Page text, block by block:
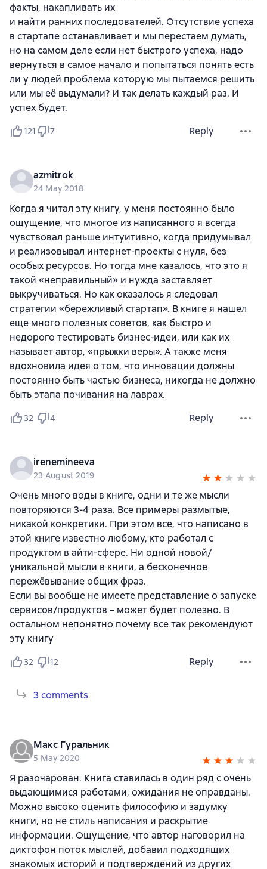
факты, накапливать их
и найти ранних последователей. Отсутствие успеха
в стартапе останавливает и мы перестаем думать,
но на самом деле если нет быстрого успеха, надо
вернуться в самое начало и попытаться понять есть
ли у людей проблема которую мы пытаемся решить
или мы её выдумали? И так делать каждый раз. И
успех будет.
121 7 Reply
azmitrok
24 May 2018
Когда я читал эту книгу, у меня постоянно было
ощущение, что многое из написанного я всегда
чувствовал раньше интуитивно, когда придумывал
и реализовывал интернет-проекты с нуля, без
особых ресурсов. Но тогда мне казалось, что это я
такой «неправильный» и нужда заставляет
выкручиваться. Но как оказалось я следовал
стратегии «бережливый стартап». В книге я нашел
еще много полезных советов, как быстро и
недорого тестировать бизнес-идеи, или как их
называет автор, «прыжки веры». А также меня
вдохновила идея о том, что инновации должны
постоянно быть частью бизнеса, никогда не должно
быть этапа почивания на лаврах.
32 4 Reply
irenemineeva
23 August 2019
Очень много воды в книге, одни и те же мысли
повторяются 3-4 раза. Все примеры размытые,
никакой конкретики. При этом все, что написано в
этой книге известно любому, кто работал с
продуктом в айти-сфере. Ни одной новой/
уникальной мысли в книги, а бесконечное
пережёвывание общих фраз.
Если вы вообще не имеете представление о запуске
сервисов/продуктов – может будет полезно. В
остальном непонятно почему все так рекомендуют
эту книгу
32 12 Reply
3 comments
Макс Гуральник
5 May 2020
Я разочарован. Книга ставилась в один ряд с очень
выдающимися работами, ожидания не оправданы.
Можно высоко оценить философию и задумку
книги, но не стиль написания и раскрытие
информации. Ощущение, что автор наговорил на
диктофон поток мыслей, добавил подходящих
знакомых историй и подтверждений из других